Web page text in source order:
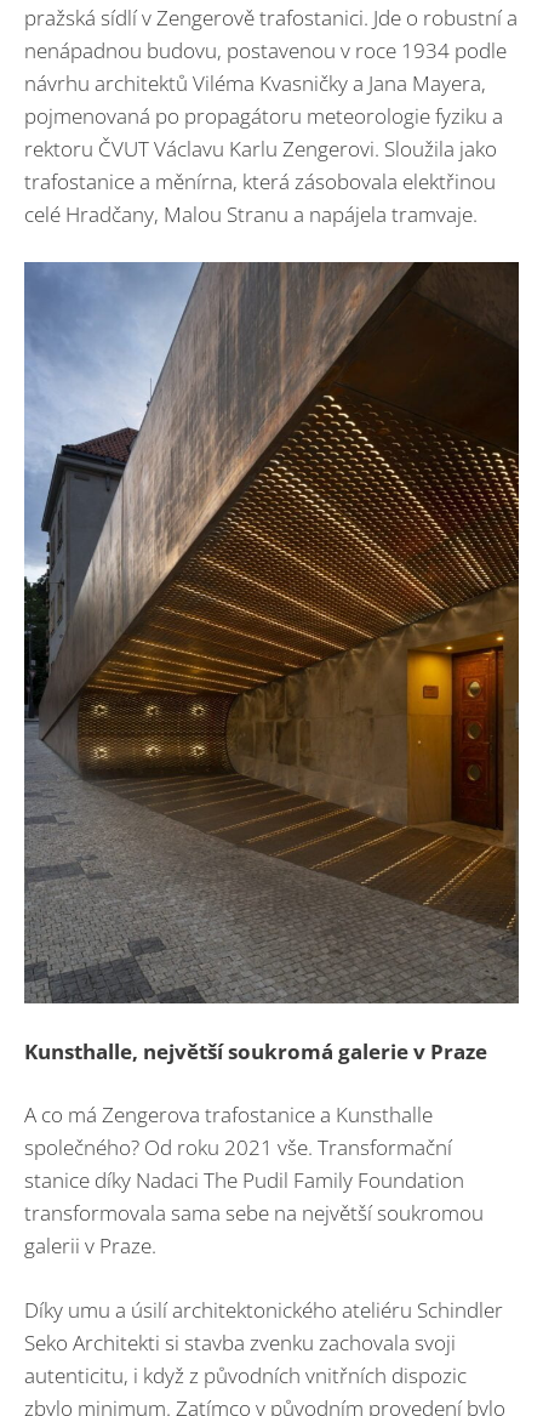
pražská sídlí v Zengerově trafostanici. Jde o robustní a
nenápadnou budovu, postavenou v roce 1934 podle
návrhu architektů Viléma Kvasničky a Jana Mayera,
pojmenovaná po propagátoru meteorologie fyziku a
rektoru ČVUT Václavu Karlu Zengerovi. Sloužila jako
trafostanice a měnírna, která zásobovala elektřinou
celé Hradčany, Malou Stranu a napájela tramvaje.
Kunsthalle, největší soukromá galerie v Praze
A co má Zengerova trafostanice a Kunsthalle
společného? Od roku 2021 vše. Transformační
stanice díky Nadaci The Pudil Family Foundation
transformovala sama sebe na největší soukromou
galerii v Praze.
Díky umu a úsilí architektonického ateliéru Schindler
Seko Architekti si stavba zvenku zachovala svoji
autenticitu, i když z původních vnitřních dispozic
zbylo minimum. Zatímco v původním provedení bylo